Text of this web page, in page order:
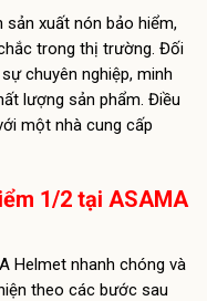
xuất nón bảo hiểm,
trong thị trường. Đối
chuyên nghiệp, minh
lượng sản phẩm. Điều
một nhà cung cấp
1/2 tại ASAMA
Helmet nhanh chóng và
theo các bước sau